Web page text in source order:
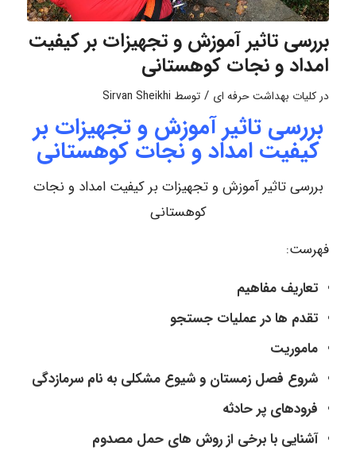
بررسی تاثیر آموزش و تجهیزات بر کیفیت
امداد و نجات کوهستانی
در کلیات بهداشت حرفه ای / توسط Sirvan Sheikhi
بررسی تاثیر آموزش و تجهیزات بر
کیفیت امداد و نجات کوهستانی
بررسی تاثیر آموزش و تجهیزات بر کیفیت امداد و نجات
کوهستانی
فهرست:
تعاریف مفاهیم
تقدم ها در عملیات جستجو
ماموریت
شروع فصل زمستان و شیوع مشکلی به نام سرمازدگی
فرودهای پر حادثه
آشنایی با برخی از روش های حمل مصدوم